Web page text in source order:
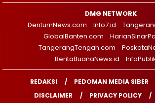
DMG NETWORK
DentumNews.com
Info7.id
GlobalBanten.com
TangerangTengah.com
BeritaBuanaNews.id
REDAKSI PEDOMAN MEDIA SIBER
DISCLAIMER
PRIVACY POLICY